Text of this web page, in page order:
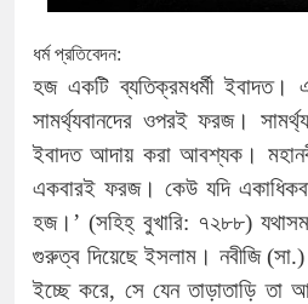
ধর্ম প্রতিবেদন:
হজ একটি ব্যতিক্রমধর্মী ইবাদত।
সামর্থ্যবানদের ওপরই ফরজ।
ইবাদত আদায় করা আবশ্যক।
একবারই ফরজ। কেউ যদি
হজ।’ (সহিহ্ বুখারি: ৭২৮৮)
গুরুত্ব দিয়েছে ইসলাম। নবীজি
ইচ্ছে করে, সে যেন তাড়াতাড়ি তা